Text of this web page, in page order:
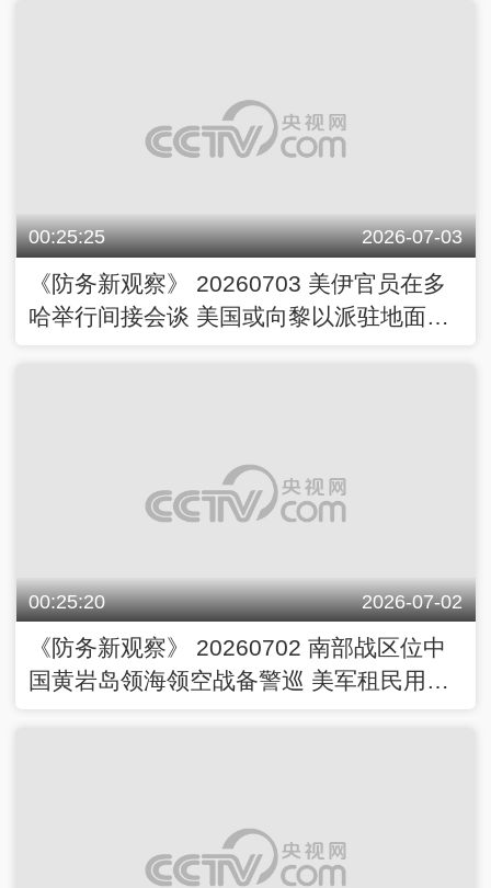
00:25:25 2026-07-03
《防务新观察》 20260703 美伊官员在多
哈举行间接会谈 美国或向黎以派驻地面部
00:25:20 2026-07-02
《防务新观察》 20260702 南部战区位中
国黄岩岛领海领空战备警巡 美军租民用滚